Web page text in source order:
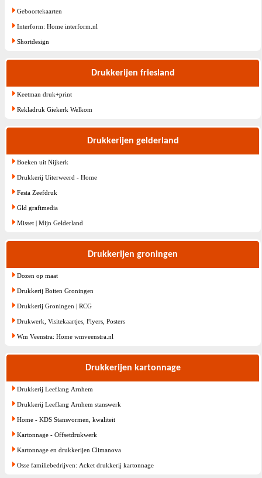
Geboortekaarten
Interform: Home interform.nl
Shortdesign
Drukkerijen friesland
Keetman druk+print
Rekladruk Giekerk Welkom
Drukkerijen gelderland
Boeken uit Nijkerk
Drukkerij Uiterweerd - Home
Festa Zeefdruk
Gld grafimedia
Misset | Mijn Gelderland
Drukkerijen groningen
Dozen op maat
Drukkerij Boiten Groningen
Drukkerij Groningen | RCG
Drukwerk, Visitekaartjes, Flyers, Posters
Wm Veenstra: Home wmveenstra.nl
Drukkerijen kartonnage
Drukkerij Leeflang Arnhem
Drukkerij Leeflang Arnhem stanswerk
Home - KDS Stansvormen, kwaliteit
Kartonnage - Offsetdrukwerk
Kartonnage en drukkerijen Climanova
Osse familiebedrijven: Acket drukkerij kartonnage